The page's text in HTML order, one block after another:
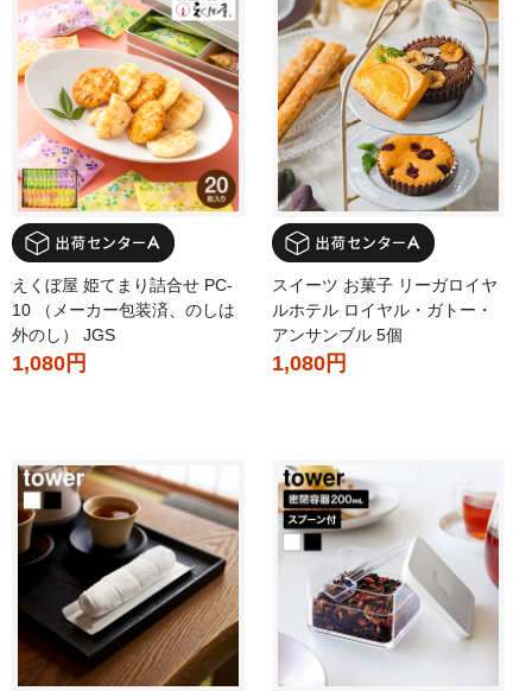
えくぼ屋 姫てまり詰合せ PC-
10 （メーカー包装済、のしは
外のし） JGS
1,080円
スイーツ お菓子 リーガロイヤ
ルホテル ロイヤル・ガトー・
アンサンブル 5個
1,080円